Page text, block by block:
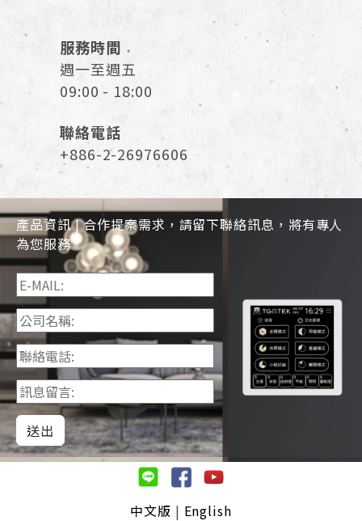
服務時間
週一至週五
09:00 - 18:00
聯絡電話
+886-2-26976606
產品資訊 | 合作提案需求，請留下聯絡訊息，將有專人
為您服務
送出
中文版 | English